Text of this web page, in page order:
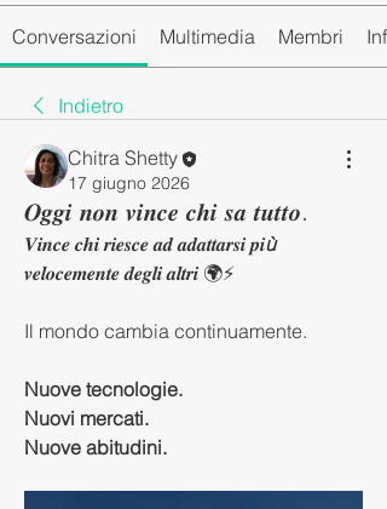
Conversazioni Multimedia Membri Info
Indietro
Chitra Shetty
17 giugno 2026
𝑶𝒈𝒈𝒊 𝒏𝒐𝒏 𝒗𝒊𝒏𝒄𝒆 𝒄𝒉𝒊 𝒔𝒂 𝒕𝒖𝒕𝒕𝒐.
𝑽𝒊𝒏𝒄𝒆 𝒄𝒉𝒊 𝒓𝒊𝒆𝒔𝒄𝒆 𝒂𝒅 𝒂𝒅𝒂𝒕𝒕𝒂𝒓𝒔𝒊 𝒑𝒊ù
𝒗𝒆𝒍𝒐𝒄𝒆𝒎𝒆𝒏𝒕𝒆 𝒅𝒆𝒈𝒍𝒊 𝒂𝒍𝒕𝒓𝒊 🌍⚡
Il mondo cambia continuamente.
Nuove tecnologie.
Nuovi mercati.
Nuove abitudini.